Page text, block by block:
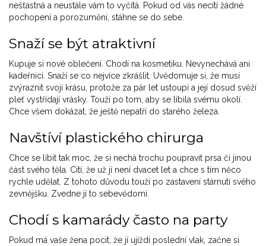
nešťastná a neustále vám to vyčítá. Pokud od vás necítí žádné
pochopení a porozumění, stáhne se do sebe.
Snaží se být atraktivní
Kupuje si nové oblečení. Chodí na kosmetiku. Nevynechává ani
kadeřnici. Snaží se co nejvíce zkrášlit. Uvědomuje si, že musí
zvýraznit svoji krásu, protože za pár let ustoupí a její dosud svěží
pleť vystřídají vrásky. Touží po tom, aby se líbila svému okolí.
Chce všem dokázat, že ještě nepatří do starého železa.
Navštíví plastického chirurga
Chce se líbit tak moc, že si nechá trochu poupravit prsa či jinou
část svého těla. Cítí, že už jí není dvacet let a chce s tím něco
rychle udělat. Z tohoto důvodu touží po zastavení stárnutí svého
zevnějšku. Zvedne jí to sebevědomí.
Chodí s kamarády často na party
Pokud má vaše žena pocit, že jí ujíždí poslední vlak, začne si